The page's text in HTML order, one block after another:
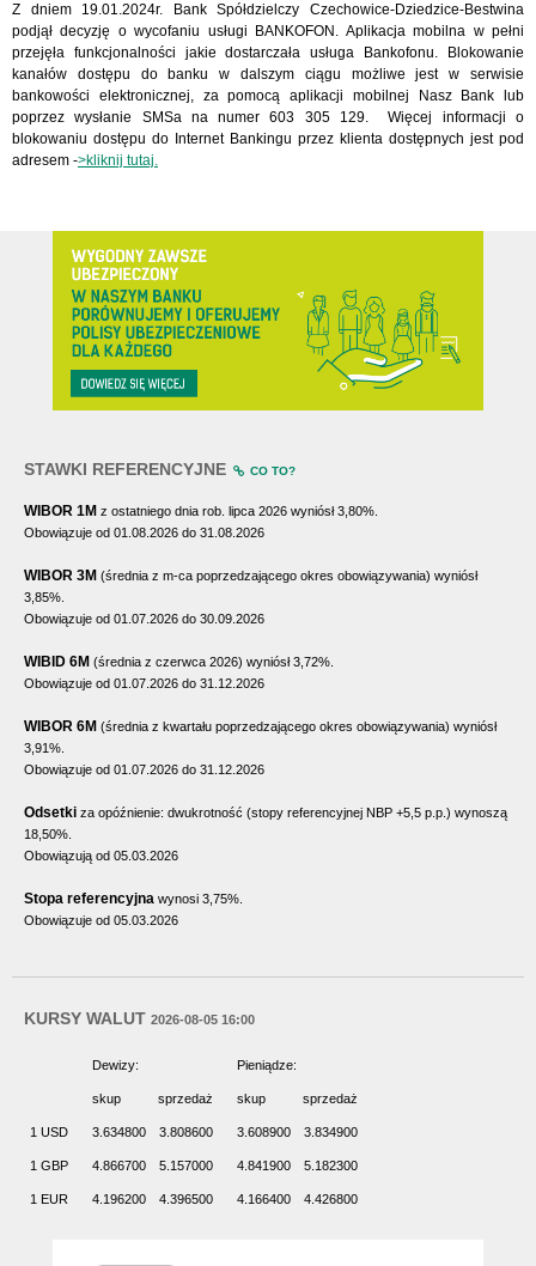
Z dniem 19.01.2024r. Bank Spółdzielczy Czechowice-Dziedzice-Bestwina
podjął decyzję o wycofaniu usługi BANKOFON. Aplikacja mobilna w pełni
przejęła funkcjonalności jakie dostarczała usługa Bankofonu. Blokowanie
kanałów dostępu do banku w dalszym ciągu możliwe jest w serwisie
bankowości elektronicznej, za pomocą aplikacji mobilnej Nasz Bank lub
poprzez wysłanie SMSa na numer 603 305 129. Więcej informacji o
blokowaniu dostępu do Internet Bankingu przez klienta dostępnych jest pod
adresem ->kliknij tutaj.
STAWKI REFERENCYJNE CO TO?
WIBOR 1M z ostatniego dnia rob. lipca 2026 wyniósł 3,80%.
Obowiązuje od 01.08.2026 do 31.08.2026
WIBOR 3M (średnia z m-ca poprzedzającego okres obowiązywania) wyniósł
3,85%.
Obowiązuje od 01.07.2026 do 30.09.2026
WIBID 6M (średnia z czerwca 2026) wyniósł 3,72%.
Obowiązuje od 01.07.2026 do 31.12.2026
WIBOR 6M (średnia z kwartału poprzedzającego okres obowiązywania) wyniósł
3,91%.
Obowiązuje od 01.07.2026 do 31.12.2026
Odsetki za opóźnienie: dwukrotność (stopy referencyjnej NBP +5,5 p.p.) wynoszą
18,50%.
Obowiązują od 05.03.2026
Stopa referencyjna wynosi 3,75%.
Obowiązuje od 05.03.2026
KURSY WALUT 2026-08-05 16:00
Dewizy: Pieniądze:
skup sprzedaż skup sprzedaż
1 USD 3.634800 3.808600 3.608900 3.834900
1 GBP 4.866700 5.157000 4.841900 5.182300
1 EUR 4.196200 4.396500 4.166400 4.426800